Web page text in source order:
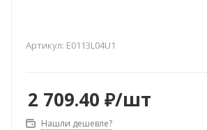
Артикул: E0113L04U1
2 709.40 ₽/шт
Нашли дешевле?